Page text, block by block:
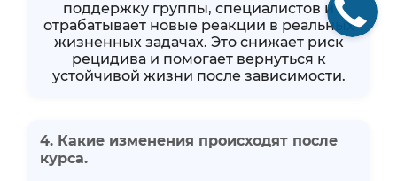
поддержку группы, специалистов и
отрабатывает новые реакции в реальных
жизненных задачах. Это снижает риск
рецидива и помогает вернуться к
устойчивой жизни после зависимости.
4. Какие изменения происходят после
курса.